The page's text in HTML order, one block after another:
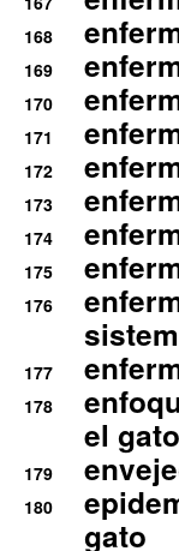
168
169
170
171
172
173
174
175
176
177
178
el gato
179
180
gato